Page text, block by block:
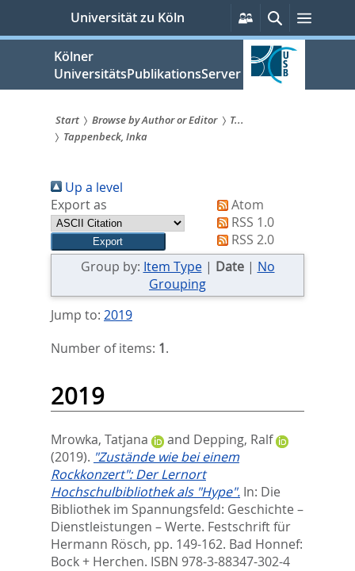
springen
Universität zu Köln
Persönliche
Services
SucheMenü
Kölner
UniversitätsPublikationsServer
Sie
sind
hier:
Start Browse by Author or Editor
T...
Tappenbeck, Inka
Up a level
Export as
Atom
RSS 1.0
RSS 2.0
Group by: Item Type| Date| No
Grouping
Jump to: 2019
Number of items: 1.
2019
Mrowka, Tatjana and Depping, Ralf
(2019). "Zustände wie bei einem
Rockkonzert": Der Lernort
Hochschulbibliothek als "Hype". In: Die
Bibliothek im Spannungsfeld: Geschichte –
Dienstleistungen – Werte. Festschrift für
Hermann Rösch, pp. 149-162. Bad Honnef:
Bock + Herchen. ISBN 978-3-88347-302-4